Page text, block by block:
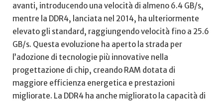
avanti, introducendo una velocità di almeno 6.4 GB/s,
mentre la DDR4, lanciata‌ nel ​2014, ha ulteriormente
elevato gli standard, raggiungendo velocità​ fino a 25.6
GB/s. Questa evoluzione ha aperto la strada per
l’adozione di tecnologie ‌più innovative nella
progettazione di chip,⁤ creando ⁤RAM dotata di
maggiore‍ efficienza ⁢energetica e prestazioni
migliorate. La DDR4 ha‍ anche migliorato la capacità di